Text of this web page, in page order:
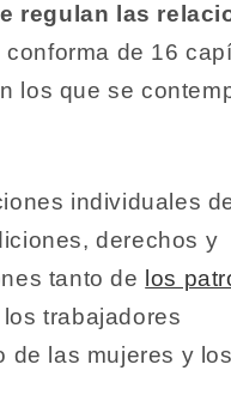
regulan las
conforma de 16
los que se
individuales
derechos y
tanto de los
trabajadores
de las mujeres y